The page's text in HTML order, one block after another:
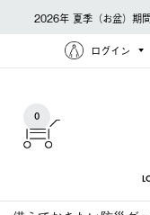
2026年 夏季（お盆）期
ログイン
0